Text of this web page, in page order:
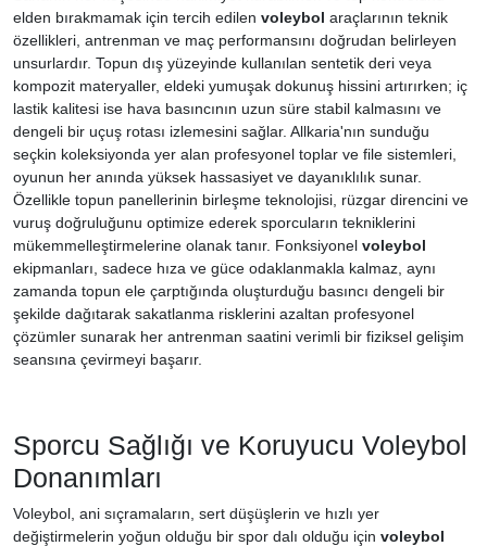
elden bırakmamak için tercih edilen voleybol araçlarının teknik
özellikleri, antrenman ve maç performansını doğrudan belirleyen
unsurlardır. Topun dış yüzeyinde kullanılan sentetik deri veya
kompozit materyaller, eldeki yumuşak dokunuş hissini artırırken; iç
lastik kalitesi ise hava basıncının uzun süre stabil kalmasını ve
dengeli bir uçuş rotası izlemesini sağlar. Allkaria'nın sunduğu
seçkin koleksiyonda yer alan profesyonel toplar ve file sistemleri,
oyunun her anında yüksek hassasiyet ve dayanıklılık sunar.
Özellikle topun panellerinin birleşme teknolojisi, rüzgar direncini ve
vuruş doğruluğunu optimize ederek sporcuların tekniklerini
mükemmelleştirmelerine olanak tanır. Fonksiyonel voleybol
ekipmanları, sadece hıza ve güce odaklanmakla kalmaz, aynı
zamanda topun ele çarptığında oluşturduğu basıncı dengeli bir
şekilde dağıtarak sakatlanma risklerini azaltan profesyonel
çözümler sunarak her antrenman saatini verimli bir fiziksel gelişim
seansına çevirmeyi başarır.
Sporcu Sağlığı ve Koruyucu Voleybol
Donanımları
Voleybol, ani sıçramaların, sert düşüşlerin ve hızlı yer
değiştirmelerin yoğun olduğu bir spor dalı olduğu için voleybol